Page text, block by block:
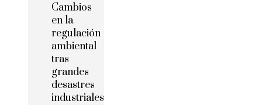
Cambios
en la
regulación
ambiental
tras
grandes
desastres
industriales